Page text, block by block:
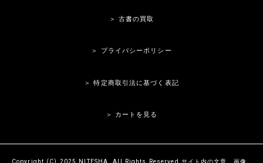
＞ 古書の買取
＞ プライバシーポリシー
＞ 特定商取引法に基づく表記
＞ カートを見る